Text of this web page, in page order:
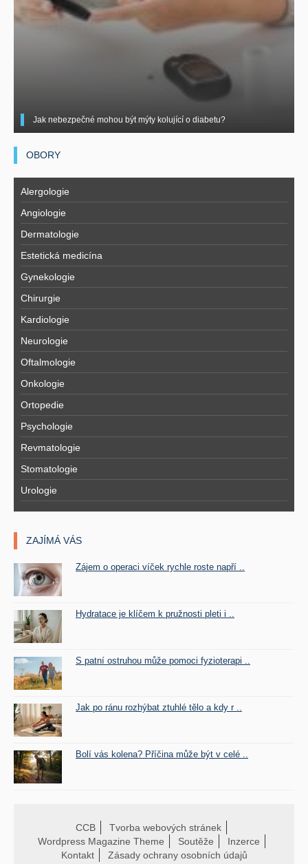
Jak nebezpečné mohou být mýty kolující o diabetu?
OBORY
Alergologie
Angiologie
Dermatologie
Estetická medicína
Gynekologie
Chirurgie
Kardiologie
Neurologie
Oftalmologie
Onkologie
Ortopedie
Psychologie
Revmatologie
Stomatologie
Urologie
ZAJÍMÁ VÁS
Zájem o operaci víček rychle roste napří ..
Hydratace je klíčem k pružnosti pleti i ..
S patní ostruhou může pomoci fyzioterapi ..
Jak po ránu rozhýbat ztuhlé tělo a kdy r ..
Bolí vás kolena? Příčina může být v celé ..
CCB
Tvorba webových stránek
Wordpress Magazine Theme
Soutěže
Inzerce
Kontakt
Zásady ochrany osobních údajů